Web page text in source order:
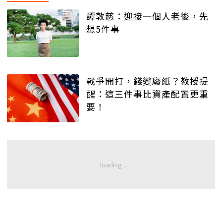
譚敦慈：迎接一個人老後，先
想5件事
戰爭開打，錢變廢紙？教授提
醒：這三件事比資產配置更重
要！